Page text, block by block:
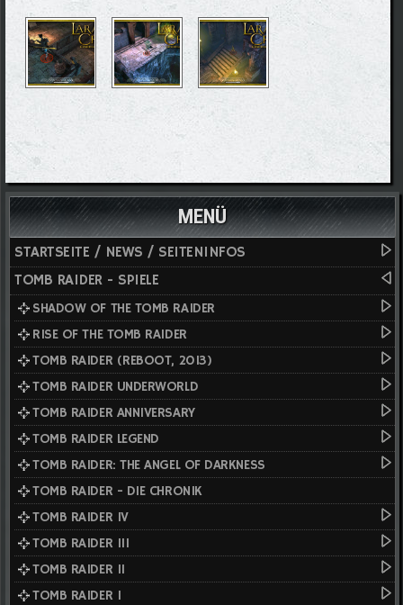
MENÜ
STARTSEITE / NEWS / SEITENINFOS
TOMB RAIDER - SPIELE
SHADOW OF THE TOMB RAIDER
RISE OF THE TOMB RAIDER
TOMB RAIDER (REBOOT, 2013)
TOMB RAIDER UNDERWORLD
TOMB RAIDER ANNIVERSARY
TOMB RAIDER LEGEND
TOMB RAIDER: THE ANGEL OF DARKNESS
TOMB RAIDER - DIE CHRONIK
TOMB RAIDER IV
TOMB RAIDER III
TOMB RAIDER II
TOMB RAIDER I